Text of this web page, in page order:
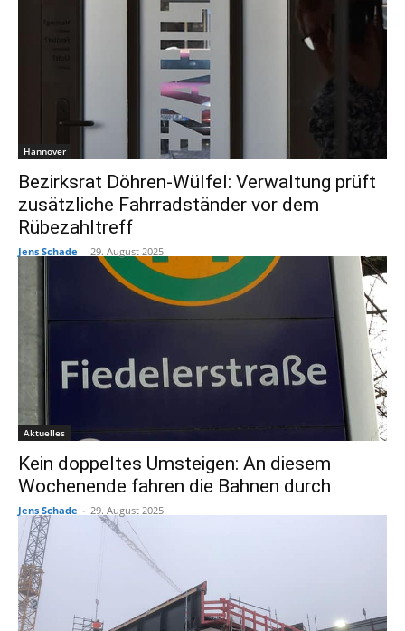
Hannover
Bezirksrat Döhren-Wülfel: Verwaltung prüft
zusätzliche Fahrradständer vor dem
Rübezahltreff
Jens Schade - 29. August 2025
Aktuelles
Kein doppeltes Umsteigen: An diesem
Wochenende fahren die Bahnen durch
Jens Schade - 29. August 2025